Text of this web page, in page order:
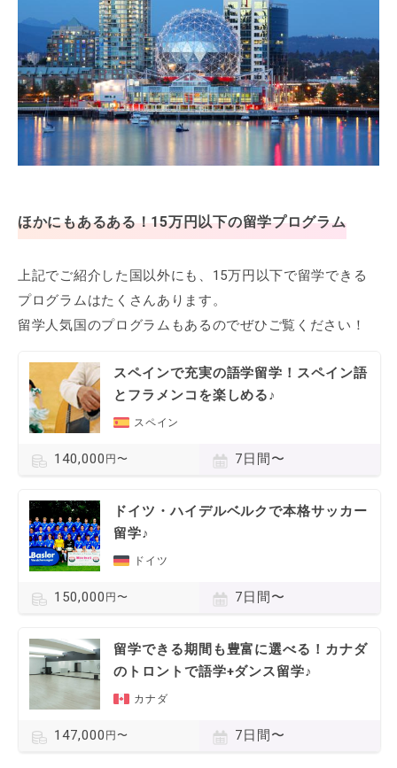
ほかにもあるある！15万円以下の留学プログラム
上記でご紹介した国以外にも、15万円以下で留学できる
プログラムはたくさんあります。
留学人気国のプログラムもあるのでぜひご覧ください！
スペインで充実の語学留学！スペイン語
とフラメンコを楽しめる♪
スペイン
140,000 円〜 7日間〜
ドイツ・ハイデルベルクで本格サッカー
留学♪
ドイツ
150,000 円〜 7日間〜
留学できる期間も豊富に選べる！カナダ
のトロントで語学+ダンス留学♪
カナダ
147,000 円〜 7日間〜